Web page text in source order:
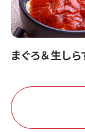
まぐろ＆生しら